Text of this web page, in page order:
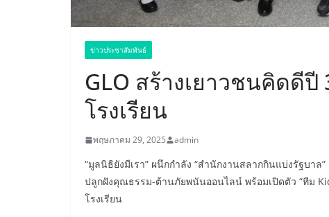
ข่าวประชาสัมพันธ์
GLO สร้างเยาวชนคิดดี
โรงเรียน
พฤษภาคม 29, 2025 admin
“มูลนิธิยังมีเรา” ผนึกกำลัง “สำนักงานสลากกินแบ่งรัฐบา
ปลูกฝังคุณธรรม-ต้านภัยพนันออนไลน์ พร้อมเปิดตัว “ทีม
โรงเรียน